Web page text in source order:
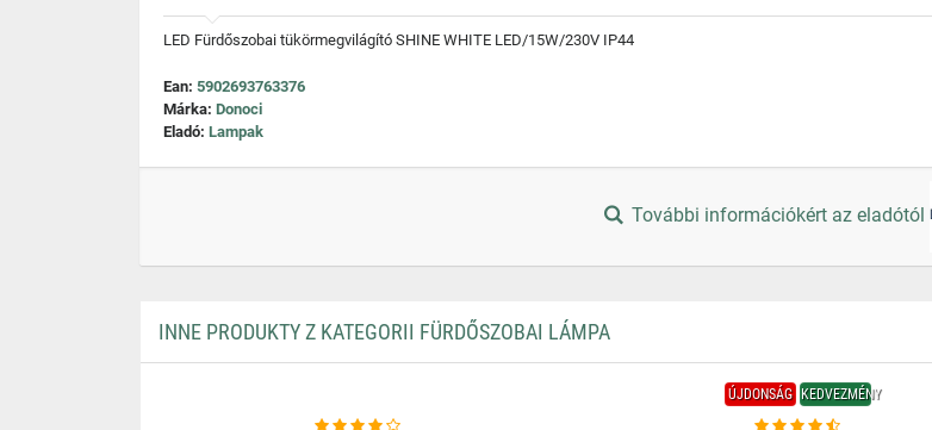
LED Fürdőszobai tükörmegvilágító SHINE WHITE LED/15W/230V IP44
Ean: 5902693763376
Márka: Donoci
Eladó: Lampak
További információkért az eladótól
INNE PRODUKTY Z KATEGORII FÜRDŐSZOBAI LÁMPA
ÚJDONSÁG KEDVEZMÉNY